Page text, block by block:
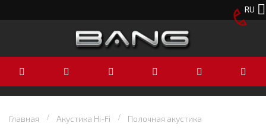
RU
Главная Акустика Hi-Fi Полочная акустика